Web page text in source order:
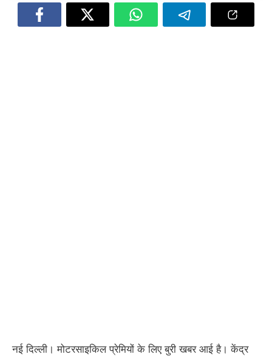
नई दिल्ली। मोटरसाइकिल प्रेमियों के लिए बुरी खबर आई है। केंद्र